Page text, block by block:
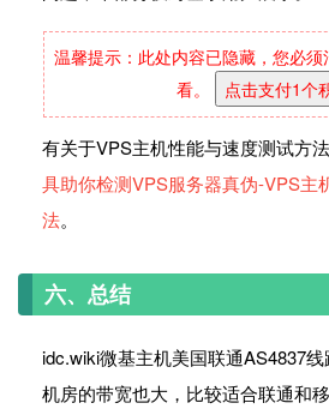
温馨提示：此处内容已隐藏，您必须
看。
点击支付1个
有关于VPS主机性能与速度测试方
具助你检测VPS服务器真伪-VPS主
法。
六、总结
idc.wiki微基主机美国联通AS4837线
机房的带宽也大，比较适合联通和